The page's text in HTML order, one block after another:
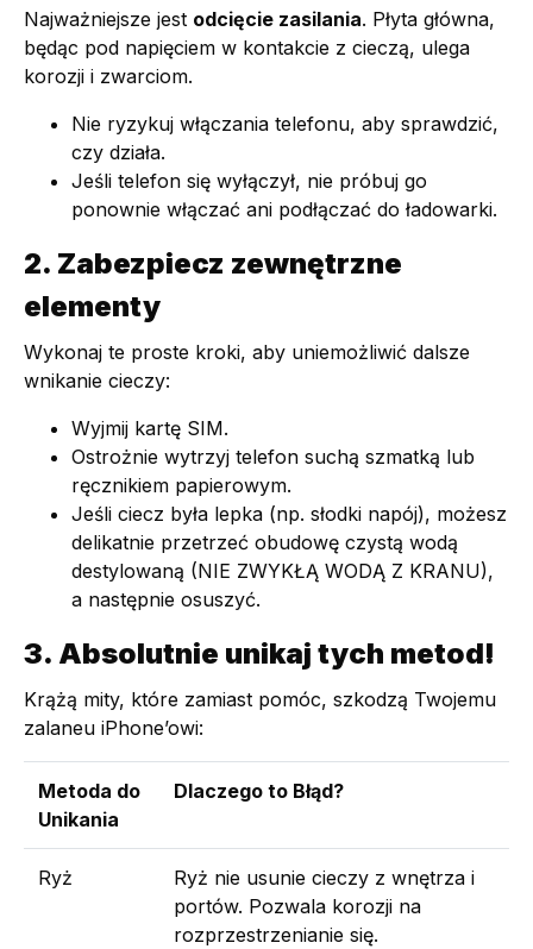
Najważniejsze jest odcięcie zasilania. Płyta główna,
będąc pod napięciem w kontakcie z cieczą, ulega
korozji i zwarciom.
Nie ryzykuj włączania telefonu, aby sprawdzić,
czy działa.
Jeśli telefon się wyłączył, nie próbuj go
ponownie włączać ani podłączać do ładowarki.
2. Zabezpiecz zewnętrzne
elementy
Wykonaj te proste kroki, aby uniemożliwić dalsze
wnikanie cieczy:
Wyjmij kartę SIM.
Ostrożnie wytrzyj telefon suchą szmatką lub
ręcznikiem papierowym.
Jeśli ciecz była lepka (np. słodki napój), możesz
delikatnie przetrzeć obudowę czystą wodą
destylowaną (NIE ZWYKŁĄ WODĄ Z KRANU),
a następnie osuszyć.
3. Absolutnie unikaj tych metod!
Krążą mity, które zamiast pomóc, szkodzą Twojemu
zalaneu iPhone’owi:
Metoda do
Unikania
Dlaczego to Błąd?
Ryż
Ryż nie usunie cieczy z wnętrza i
portów. Pozwala korozji na
rozprzestrzenianie się.